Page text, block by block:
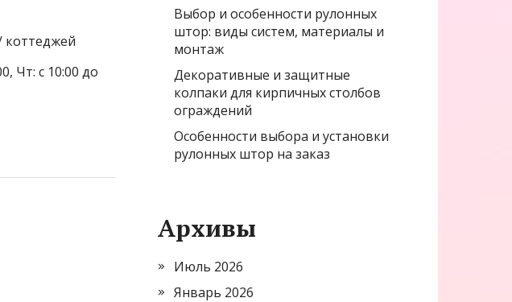
коттеджей
Чт: с 10:00 до
Выбор и особенности рулонных
штор: виды систем, материалы и
монтаж
Декоративные и защитные
колпаки для кирпичных столбов
ограждений
Особенности выбора и установки
рулонных штор на заказ
Архивы
Июль 2026
Январь 2026